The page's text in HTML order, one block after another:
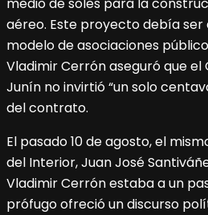
medio de soles para la
aéreo. Este proyecto debía ser
modelo de asociaciones
Vladimir Cerrón aseguró que el
Junín no invirtió “un solo
del contrato.
El pasado 10 de agosto, el
del Interior, Juan José
Vladimir Cerrón estaba a un
prófugo ofreció un discurso